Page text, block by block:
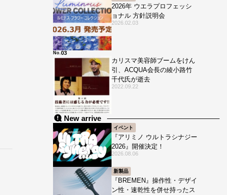
2026年 ウエラプロフェッシ
ョナル 方針説明会
2026.02.03
カリスマ美容師ブームをけん
引、ACQUA会長の綾小路竹
千代氏が逝去
2022.09.22
No.
New arrive
イベント
『アリミノ ウルトラシナジー
2026』開催決定！
2026.08.06
新製品
『BREMEN』操作性・デザイ
ン性・速乾性を併せ持ったス